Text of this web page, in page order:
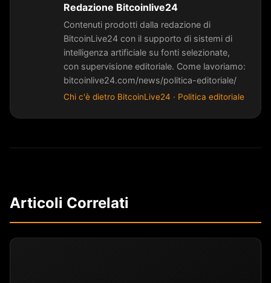
Redazione Bitcoinlive24
Contenuti prodotti dalla redazione di
BitcoinLive24 con il supporto di sistemi di
intelligenza artificiale su fonti selezionate,
con supervisione editoriale. Come lavoriamo:
bitcoinlive24.com/news/politica-editoriale/
Chi c'è dietro BitcoinLive24 · Politica editoriale
Articoli Correlati